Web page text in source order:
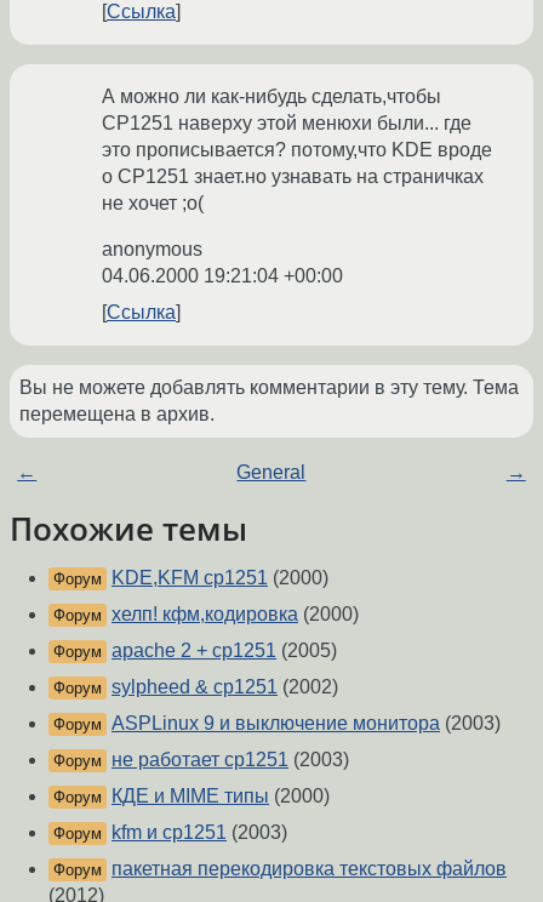
Ссылка
А можно ли как-нибудь сделать,чтобы
CP1251 наверху этой менюхи были... где
это прописывается? потому,что KDE вроде
о CP1251 знает.но узнавать на страничках
не хочет ;о(
anonymous
04.06.2000 19:21:04 +00:00
Ссылка
Вы не можете добавлять комментарии в эту тему. Тема
перемещена в архив.
← General →
Похожие темы
Форум KDE,KFM cp1251 (2000)
Форум хелп! кфм,кодировка (2000)
Форум apache 2 + cp1251 (2005)
Форум sylpheed & cp1251 (2002)
Форум ASPLinux 9 и выключение монитора (2003)
Форум не работает cp1251 (2003)
Форум КДЕ и MIME типы (2000)
Форум kfm и cp1251 (2003)
Форум
пакетная перекодировка текстовых файлов
(2012)